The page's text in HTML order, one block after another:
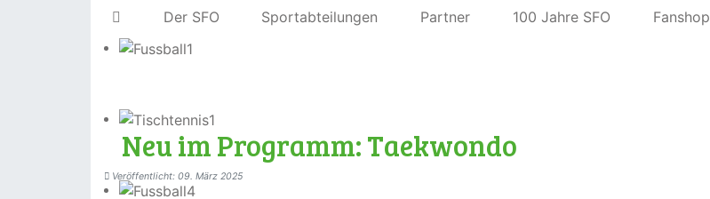
Der SFO Sportabteilungen Partner 100 Jahre SFO Fanshop
Neu im Programm: Taekwondo
Veröffentlicht: 09. März 2025